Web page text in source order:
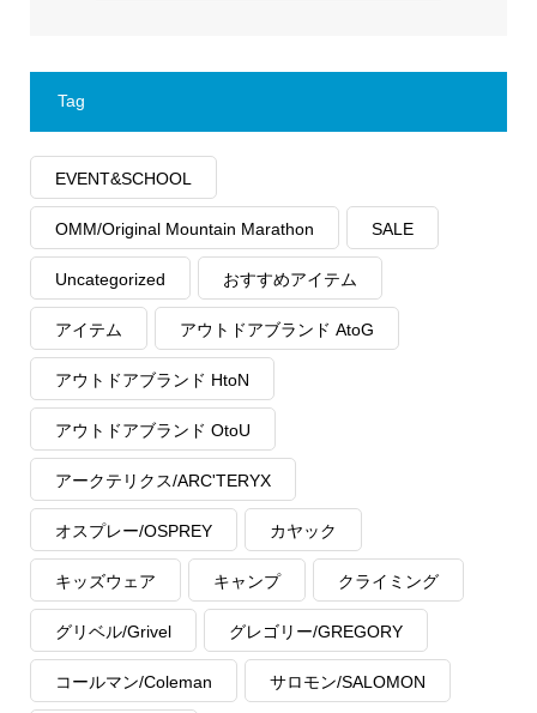
Tag
EVENT&SCHOOL
OMM/Original Mountain Marathon SALE
Uncategorized おすすめアイテム
アイテム アウトドアブランド AtoG
アウトドアブランド HtoN
アウトドアブランド OtoU
アークテリクス/ARC'TERYX
オスプレー/OSPREY カヤック
キッズウェア キャンプ クライミング
グリベル/Grivel グレゴリー/GREGORY
コールマン/Coleman サロモン/SALOMON